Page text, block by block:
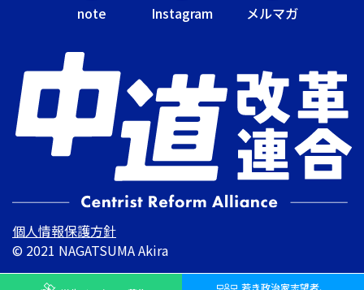
note Instagram メルマガ
個人情報保護方針
© 2021 NAGATSUMA Akira
若き政治家志望者、